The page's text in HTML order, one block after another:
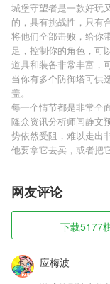
城堡守望者是一款好玩
的，具有挑战性，只有
将他们全部击败，给你
足，控制你的角色，可
道具和装备非常丰富，
当你有多个防御塔可供
盖。
每一个情节都是非常全
隆众资讯分析师闫静文
势依然受阻，难以走出
他要拿它去卖，或者把
网友评论
下载5177
应梅波